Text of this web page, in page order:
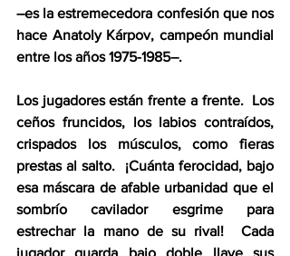
–es la estremecedora confesión que nos
hace Anatoly Kárpov, campeón mundial
entre los años 1975-1985–.
Los jugadores están frente a frente.  Los
ceños fruncidos, los labios contraídos,
crispados los músculos, como fieras
prestas al salto.  ¡Cuánta ferocidad, bajo
esa máscara de afable urbanidad que el
sombrío cavilador esgrime para
estrechar la mano de su rival!  Cada
jugador guarda bajo doble llave sus